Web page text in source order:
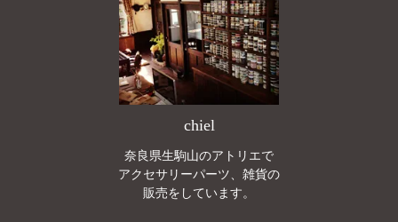
chiel
奈良県生駒山のアトリエで
アクセサリーパーツ、雑貨の
販売をしています。